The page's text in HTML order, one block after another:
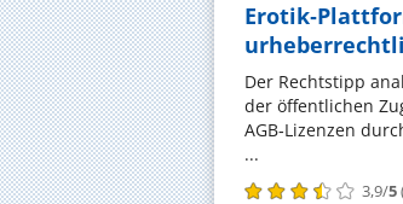
Der Rechtstipp
der öffentlichen
AGB‑Lizenzen
...
3,9/5(